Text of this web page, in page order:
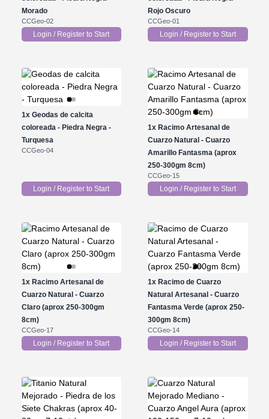
Morado
CCGeo-02
Login / Register to Start
Rojo Oscuro
CCGeo-01
Login / Register to Start
1xGeodas de calcita
coloreada - Piedra Negra -
Turquesa
CCGeo-04
Login / Register to Start
1x Racimo Artesanal de
Cuarzo Natural - Cuarzo
Amarillo Fantasma (aprox
250-300gm 8cm)
CCGeo-15
Login / Register to Start
1xRacimo Artesanal de
Cuarzo Natural - Cuarzo
Claro (aprox 250-300gm
8cm)
CCGeo-17
Login / Register to Start
1x Racimo de Cuarzo
Natural Artesanal - Cuarzo
Fantasma Verde (aprox 250-
300gm 8cm)
CCGeo-14
Login / Register to Start